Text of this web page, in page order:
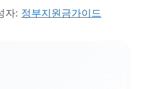
자: 정부지원금가이드